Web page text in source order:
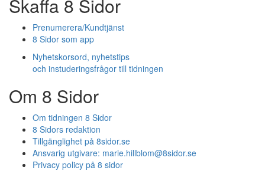
Skaffa 8 Sidor
Prenumerera/Kundtjänst
8 Sidor som app
Nyhetskorsord, nyhetstips
och instuderingsfrågor till tidningen
Om 8 Sidor
Om tidningen 8 Sidor
8 Sidors redaktion
Tillgänglighet på 8sidor.se
Ansvarig utgivare: marie.hillblom@8sidor.se
Privacy policy på 8 sidor